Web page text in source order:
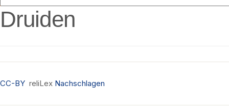
Druiden
CC-BY reliLex Nachschlagen